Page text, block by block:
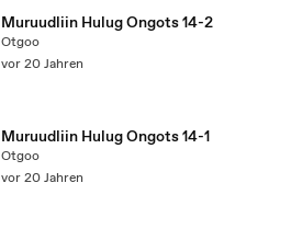
Muruudliin Hulug Ongots 14-2
Otgoo
vor 20 Jahren
Muruudliin Hulug Ongots 14-1
Otgoo
vor 20 Jahren